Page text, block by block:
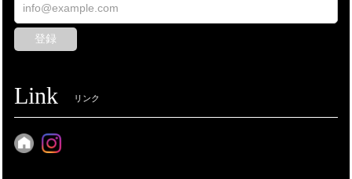
登録
Link リンク